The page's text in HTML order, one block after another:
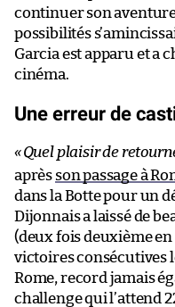
continuer son
possibilités
Garcia est apparu et a
cinéma.
Une erreur de
«Quel plaisir de
après son passage à
dans la Botte pour un
Dijonnais a laissé de
(deux fois deuxième en
victoires consécutives
Rome, record jamais
challenge qui l’attend